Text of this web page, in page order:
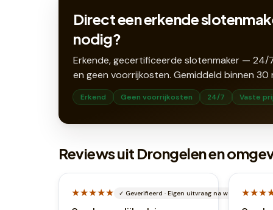
Direct een erkende
nodig?
Erkende, gecertificeerde slotenmaker — 24/
en geen voorrijkosten. Gemiddeld binnen 30
Erkend Geen voorrijkosten 24/7 Vaste
Reviews uit Drongelen en
★★★★★ ✓ Geverifieerd · Eigen uitvraag na werkbon